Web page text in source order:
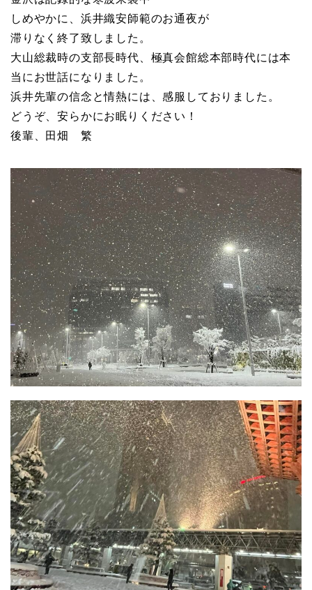
しめやかに、浜井織安師範のお通夜が
滞りなく終了致しました。
大山総裁時の支部長時代、極真会館総本部時代には本
当にお世話になりました。
浜井先輩の信念と情熱には、感服しておりました。
どうぞ、安らかにお眠りください！
後輩、田畑 繁